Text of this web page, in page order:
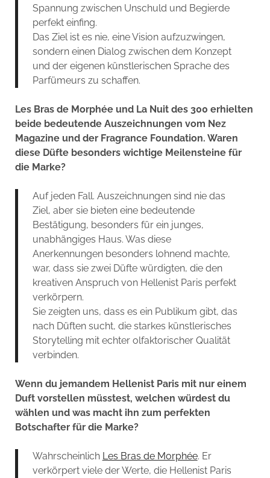
Spannung zwischen Unschuld und Begierde
perfekt einfing.
Das Ziel ist es nie, eine Vision aufzuzwingen,
sondern einen Dialog zwischen dem Konzept
und der eigenen künstlerischen Sprache des
Parfümeurs zu schaffen.
Les Bras de Morphée und La Nuit des 300 erhielten
beide bedeutende Auszeichnungen vom Nez
Magazine und der Fragrance Foundation. Waren
diese Düfte besonders wichtige Meilensteine für
die Marke?
Auf jeden Fall. Auszeichnungen sind nie das
Ziel, aber sie bieten eine bedeutende
Bestätigung, besonders für ein junges,
unabhängiges Haus. Was diese
Anerkennungen besonders lohnend machte,
war, dass sie zwei Düfte würdigten, die den
kreativen Anspruch von Hellenist Paris perfekt
verkörpern.
Sie zeigten uns, dass es ein Publikum gibt, das
nach Düften sucht, die starkes künstlerisches
Storytelling mit echter olfaktorischer Qualität
verbinden.
Wenn du jemandem Hellenist Paris mit nur einem
Duft vorstellen müsstest, welchen würdest du
wählen und was macht ihn zum perfekten
Botschafter für die Marke?
Wahrscheinlich Les Bras de Morphée. Er
verkörpert viele der Werte, die Hellenist Paris